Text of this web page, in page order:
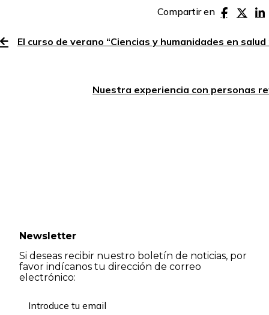
Compartir en
El curso de verano “Ciencias y humanidades en
Nuestra experiencia con personas
Newsletter
Si deseas recibir nuestro boletín de noticias, por
favor indícanos tu dirección de correo
electrónico: